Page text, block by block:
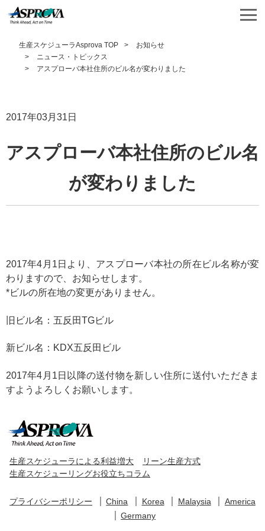
生産スケジューラAsprova TOP
お知らせ
ニュース・トピックス
アスプローバ本社住所のビル名が変わりました
2017年03月31日
アスプローバ本社住所のビル名
が変わりました
2017年4月1日より、アスプローバ本社の所在ビル名称が変
わりますので、お知らせします。
*ビルの所在地の変更がありません。
旧ビル名：五反田TGビル
新ビル名：KDX五反田ビル
2017年4月1日以降の送付物を新しい住所に送付いただきま
すようよろしくお願いします。
生産スケジューラによる利益増大
リーン生産方式
生産スケジューリングお役立ちコラム
プライバシーポリシー China Korea Malaysia
America
Germany